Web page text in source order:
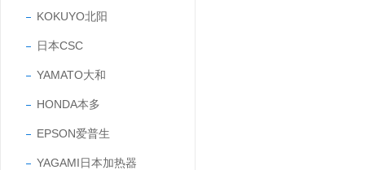
KOKUYO北阳
日本CSC
YAMATO大和
HONDA本多
EPSON爱普生
YAGAMI日本加热器